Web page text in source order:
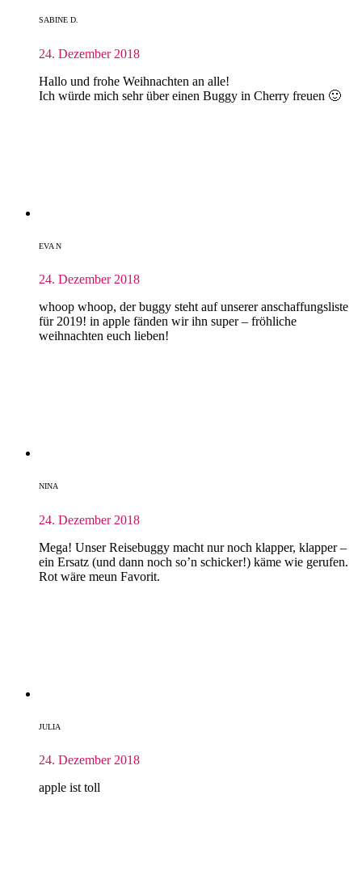
SABINE D.
24. Dezember 2018
Hallo und frohe Weihnachten an alle!
Ich würde mich sehr über einen Buggy in Cherry freuen 🙂
EVA N
24. Dezember 2018
whoop whoop, der buggy steht auf unserer anschaffungsliste
für 2019! in apple fänden wir ihn super – fröhliche
weihnachten euch lieben!
NINA
24. Dezember 2018
Mega! Unser Reisebuggy macht nur noch klapper, klapper –
ein Ersatz (und dann noch so’n schicker!) käme wie gerufen.
Rot wäre meun Favorit.
JULIA
24. Dezember 2018
apple ist toll